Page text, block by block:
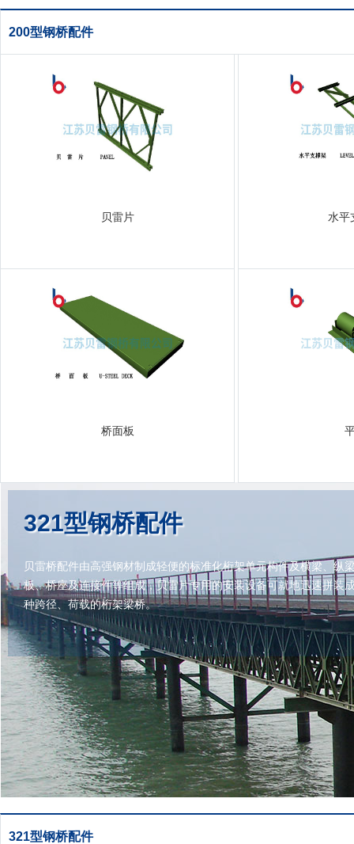
200型钢桥配件
贝雷片 水平
桥面板
321型钢桥配件
贝雷桥配件由高强钢材制成轻便的标准化桁架单元构件及横梁、纵
板、桥座及连接件等组成，贝雷片专用的安装设备可就地迅速拼装
种跨径、荷载的桁架梁桥。
321型钢桥配件